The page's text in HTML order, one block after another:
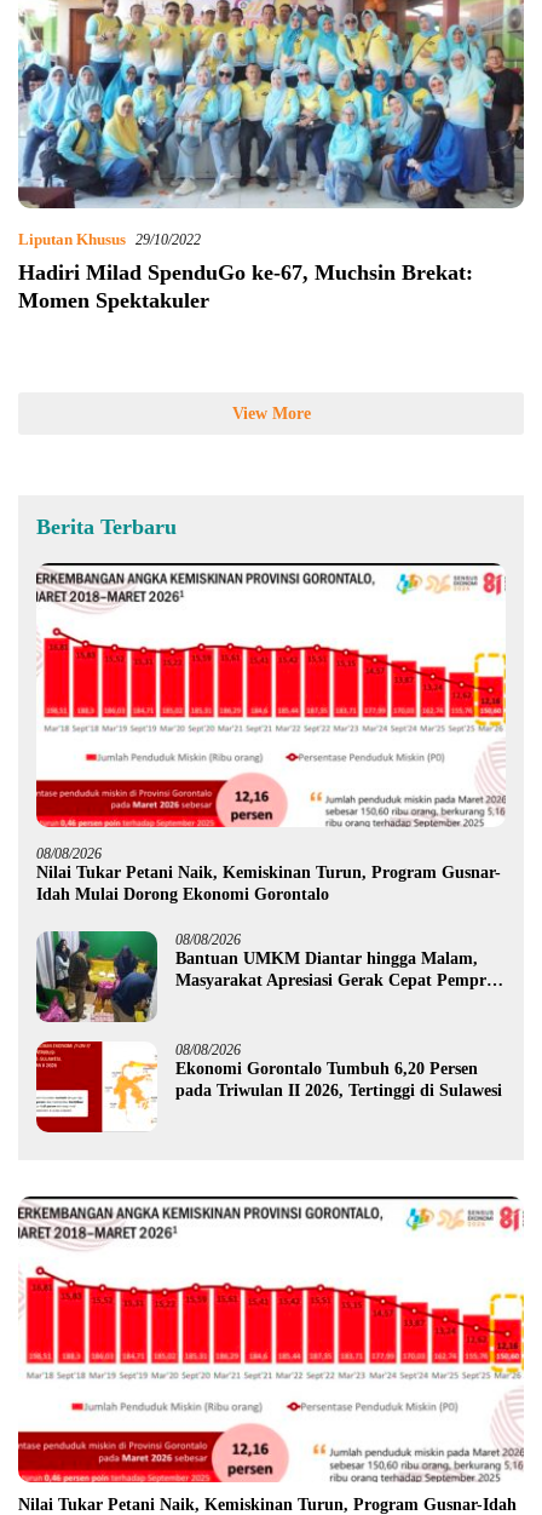
Liputan Khusus 29/10/2022
Hadiri Milad SpenduGo ke-67, Muchsin Brekat:
Momen Spektakuler
View More
Berita Terbaru
08/08/2026
Nilai Tukar Petani Naik, Kemiskinan Turun, Program Gusnar-
Idah Mulai Dorong Ekonomi Gorontalo
08/08/2026
Bantuan UMKM Diantar hingga Malam,
Masyarakat Apresiasi Gerak Cepat Pemprov
08/08/2026
Ekonomi Gorontalo Tumbuh 6,20 Persen
pada Triwulan II 2026, Tertinggi di Sulawesi
Nilai Tukar Petani Naik, Kemiskinan Turun, Program Gusnar-Idah